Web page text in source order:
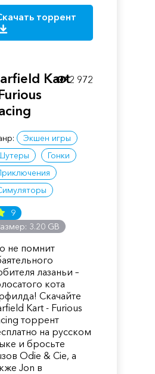
торрент
Kart
Экшен игры
Гонки
9
3.20 GB
не помнит
лазаньи –
кота
Скачайте
Kart - Furious
торрент
на русском
и бросьте
Odie & Cie, а
Jon в
2 972